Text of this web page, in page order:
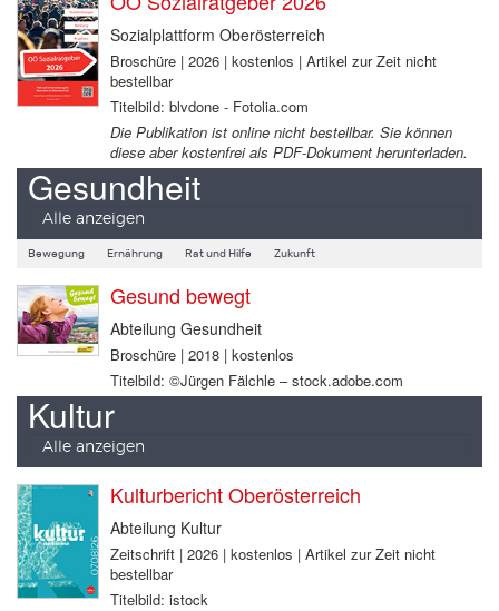
Sozialplattform Oberösterreich
Broschüre | 2026 | kostenlos | Artikel zur Zeit nicht
bestellbar
Titelbild: blvdone - Fotolia.com
Die Publikation ist online nicht bestellbar. Sie können
diese aber kostenfrei als PDF-Dokument herunterladen.
Gesundheit
Alle anzeigen
Bewegung Ernährung Rat und Hilfe Zukunft
Gesund bewegt
Abteilung Gesundheit
Broschüre | 2018 | kostenlos
Titelbild: ©Jürgen Fälchle – stock.adobe.com
Kultur
Alle anzeigen
Kulturbericht Oberösterreich
Abteilung Kultur
Zeitschrift | 2026 | kostenlos | Artikel zur Zeit nicht
bestellbar
Titelbild: istock